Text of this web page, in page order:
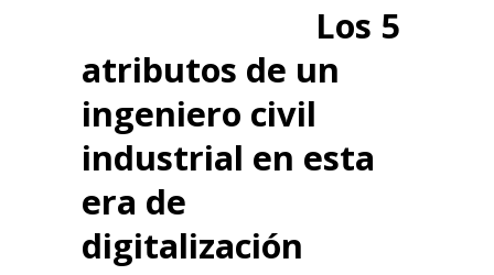
Los 5
atributos de un
ingeniero civil
industrial en esta
era de
digitalización